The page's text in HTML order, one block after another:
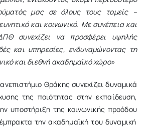
ός μας σε όλους τους τομείς –
και κοινωνικό. Με συνέπεια και
συνεχίζει να προσφέρει υψηλής
και υπηρεσίες, ενδυναμώνοντας τη
και διεθνή ακαδημαϊκό χώρο»
Θράκης συνεχίζει δυναμικά
της ποιότητας στην εκπαίδευση,
υποστήριξη της κοινωνικής προόδου
την ακαδημαϊκή του δυναμική